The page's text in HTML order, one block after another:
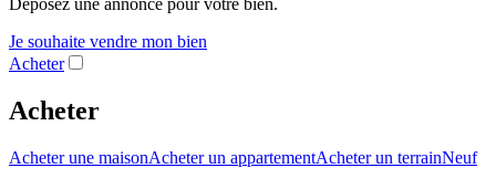
Déposez une annonce pour votre bien.
Je souhaite vendre mon bien
Acheter
Acheter
Acheter une maisonAcheter un appartementAcheter un terrainNeuf